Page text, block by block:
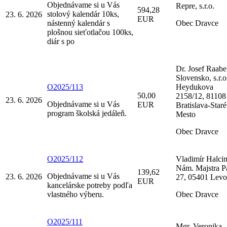
23. 6. 2026
Objednávame si u Vás
stolový kalendár 10ks,
nástenný kalendár s
plošnou sieťotlačou 100ks,
diár s po
594,28
EUR
Repre, s.r.o.
Obec Dravce
23. 6. 2026
O2025/113
Objednávame si u Vás
program školská jedáleň.
50,00
EUR
Dr. Josef Raabe
Slovensko,
Heydukova
2158/12, 81108
Bratislava-Staré
Mesto
Obec Dravce
23. 6. 2026
O2025/112
Objednávame si u Vás
kancelárske potreby podľa
vlastného výberu.
139,62
EUR
Vladimír
Nám. Majstra
27, 05401
Obec Dravce
O2025/111